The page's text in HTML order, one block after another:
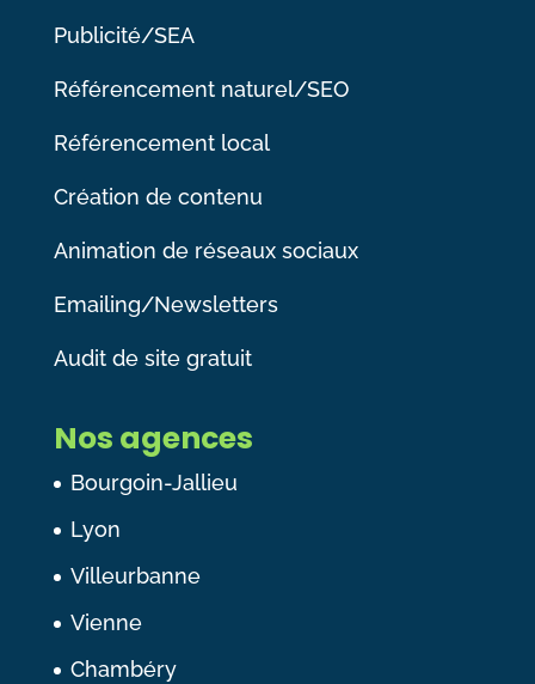
Publicité/SEA
Référencement naturel/SEO
Référencement local
Création de contenu
Animation de réseaux sociaux
Emailing/Newsletters
Audit de site gratuit
Nos agences
Bourgoin-Jallieu
Lyon
Villeurbanne
Vienne
Chambéry